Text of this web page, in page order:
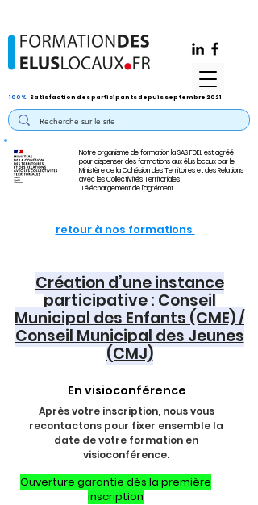
Notre organisme de formation la SAS FDEL est agréé
pour dispenser des formations aux élus locaux par le
Ministère de la Cohésion des Territoires et des Relations
avec les Collectivités Territoriales
Téléchargement de l'agrément
100% Satisfaction des participants depuis septembre 2021
retour à nos formations
Création d’une instance
participative : Conseil
Municipal des Enfants (CME) /
Conseil Municipal des Jeunes
(CMJ)
En visioconférence
Après votre inscription, nous vous
recontactons pour fixer ensemble la
date de votre formation en
visioconférence.
Ouverture garantie dès la première
inscription